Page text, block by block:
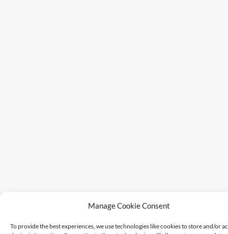
Manage Cookie Consent
To provide the best experiences, we use technologies like cookies to store and/or